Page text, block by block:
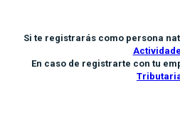
Si te registrarás como persona
En caso de registrarte con tu